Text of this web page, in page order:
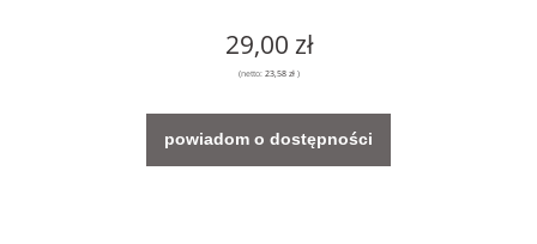
29,00 zł
(netto: 23,58 zł)
powiadom o dostępności